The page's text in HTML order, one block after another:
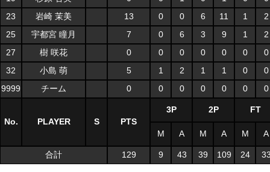
23
岩崎 茉美 13 0 0 6 11 1
2
25
宇都宮 瞳月 7 0 6 3 9 1
2
27
樹 咲花 0 0 0 0 0 0
0
32
小島 萌 5 1 2 1 1 0
0
9999
チーム 0 0 0 0 0 0 0
No. PLAYER S PTS
3P 2P FT
M A M A M A
合計 129 9 43 39 109 24